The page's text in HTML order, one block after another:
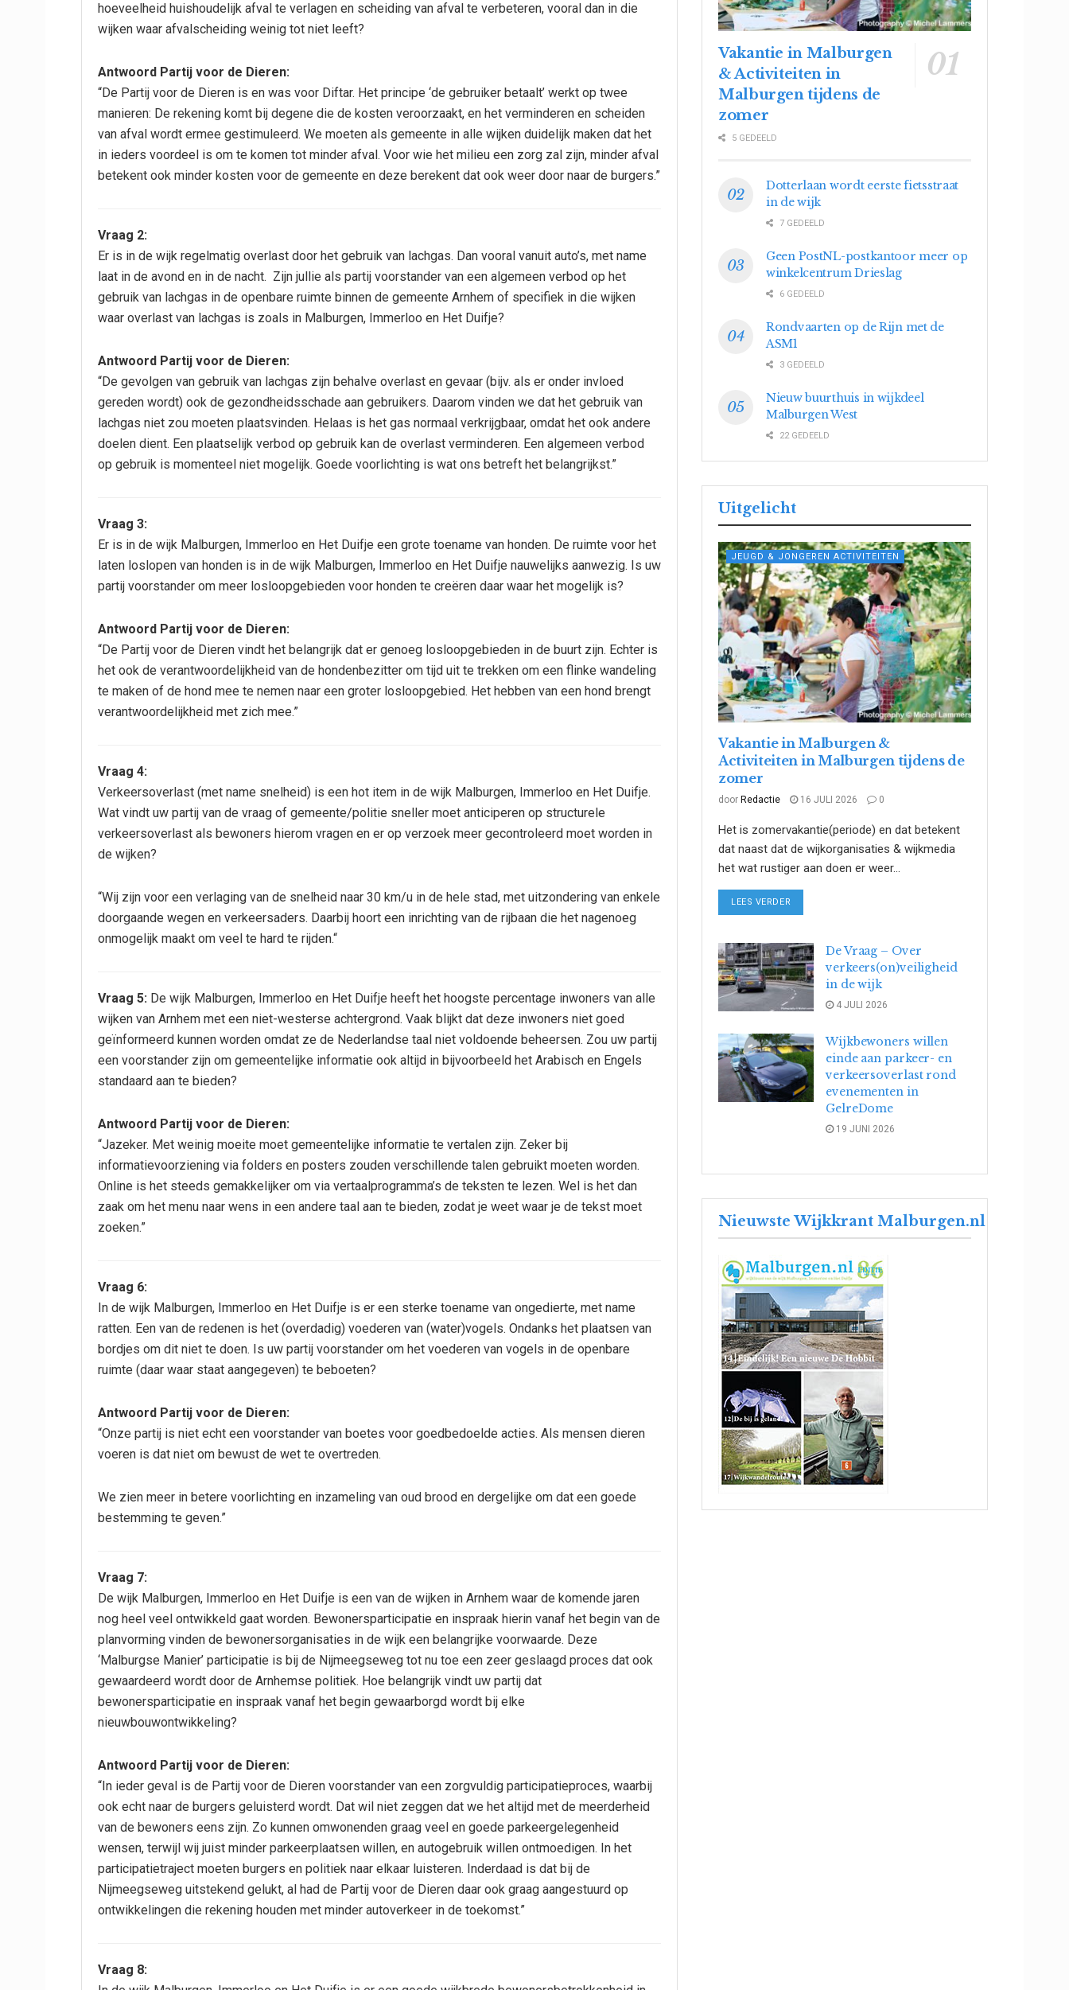
hoeveelheid huishoudelijk afval te verlagen en scheiding van afval te verbeteren, vooral dan in die
wijken waar afvalscheiding weinig tot niet leeft?
Antwoord Partij voor de Dieren:
“De Partij voor de Dieren is en was voor Diftar. Het principe ‘de gebruiker betaalt’ werkt op twee
manieren: De rekening komt bij degene die de kosten veroorzaakt, en het verminderen en scheiden
van afval wordt ermee gestimuleerd. We moeten als gemeente in alle wijken duidelijk maken dat het
in ieders voordeel is om te komen tot minder afval. Voor wie het milieu een zorg zal zijn, minder afval
betekent ook minder kosten voor de gemeente en deze berekent dat ook weer door naar de burgers.”
Vraag 2:
Er is in de wijk regelmatig overlast door het gebruik van lachgas. Dan vooral vanuit auto’s, met name
laat in de avond en in de nacht. Zijn jullie als partij voorstander van een algemeen verbod op het
gebruik van lachgas in de openbare ruimte binnen de gemeente Arnhem of specifiek in die wijken
waar overlast van lachgas is zoals in Malburgen, Immerloo en Het Duifje?
Antwoord Partij voor de Dieren:
“De gevolgen van gebruik van lachgas zijn behalve overlast en gevaar (bijv. als er onder invloed
gereden wordt) ook de gezondheidsschade aan gebruikers. Daarom vinden we dat het gebruik van
lachgas niet zou moeten plaatsvinden. Helaas is het gas normaal verkrijgbaar, omdat het ook andere
doelen dient. Een plaatselijk verbod op gebruik kan de overlast verminderen. Een algemeen verbod
op gebruik is momenteel niet mogelijk. Goede voorlichting is wat ons betreft het belangrijkst.”
Vraag 3:
Er is in de wijk Malburgen, Immerloo en Het Duifje een grote toename van honden. De ruimte voor het
laten loslopen van honden is in de wijk Malburgen, Immerloo en Het Duifje nauwelijks aanwezig. Is uw
partij voorstander om meer losloopgebieden voor honden te creëren daar waar het mogelijk is?
Antwoord Partij voor de Dieren:
“De Partij voor de Dieren vindt het belangrijk dat er genoeg losloopgebieden in de buurt zijn. Echter is
het ook de verantwoordelijkheid van de hondenbezitter om tijd uit te trekken om een flinke wandeling
te maken of de hond mee te nemen naar een groter losloopgebied. Het hebben van een hond brengt
verantwoordelijkheid met zich mee.”
Vraag 4:
Verkeersoverlast (met name snelheid) is een hot item in de wijk Malburgen, Immerloo en Het Duifje.
Wat vindt uw partij van de vraag of gemeente/politie sneller moet anticiperen op structurele
verkeersoverlast als bewoners hierom vragen en er op verzoek meer gecontroleerd moet worden in
de wijken?
“Wij zijn voor een verlaging van de snelheid naar 30 km/u in de hele stad, met uitzondering van enkele
doorgaande wegen en verkeersaders. Daarbij hoort een inrichting van de rijbaan die het nagenoeg
onmogelijk maakt om veel te hard te rijden.“
Vraag 5: De wijk Malburgen, Immerloo en Het Duifje heeft het hoogste percentage inwoners van alle
wijken van Arnhem met een niet-westerse achtergrond. Vaak blijkt dat deze inwoners niet goed
geïnformeerd kunnen worden omdat ze de Nederlandse taal niet voldoende beheersen. Zou uw partij
een voorstander zijn om gemeentelijke informatie ook altijd in bijvoorbeeld het Arabisch en Engels
standaard aan te bieden?
Antwoord Partij voor de Dieren:
“Jazeker. Met weinig moeite moet gemeentelijke informatie te vertalen zijn. Zeker bij
informatievoorziening via folders en posters zouden verschillende talen gebruikt moeten worden.
Online is het steeds gemakkelijker om via vertaalprogramma’s de teksten te lezen. Wel is het dan
zaak om het menu naar wens in een andere taal aan te bieden, zodat je weet waar je de tekst moet
zoeken.”
Vraag 6:
In de wijk Malburgen, Immerloo en Het Duifje is er een sterke toename van ongedierte, met name
ratten. Een van de redenen is het (overdadig) voederen van (water)vogels. Ondanks het plaatsen van
bordjes om dit niet te doen. Is uw partij voorstander om het voederen van vogels in de openbare
ruimte (daar waar staat aangegeven) te beboeten?
Antwoord Partij voor de Dieren:
“Onze partij is niet echt een voorstander van boetes voor goedbedoelde acties. Als mensen dieren
voeren is dat niet om bewust de wet te overtreden.
We zien meer in betere voorlichting en inzameling van oud brood en dergelijke om dat een goede
bestemming te geven.”
Vraag 7:
De wijk Malburgen, Immerloo en Het Duifje is een van de wijken in Arnhem waar de komende jaren
nog heel veel ontwikkeld gaat worden. Bewonersparticipatie en inspraak hierin vanaf het begin van de
planvorming vinden de bewonersorganisaties in de wijk een belangrijke voorwaarde. Deze
‘Malburgse Manier’ participatie is bij de Nijmeegseweg tot nu toe een zeer geslaagd proces dat ook
gewaardeerd wordt door de Arnhemse politiek. Hoe belangrijk vindt uw partij dat
bewonersparticipatie en inspraak vanaf het begin gewaarborgd wordt bij elke
nieuwbouwontwikkeling?
Antwoord Partij voor de Dieren:
“In ieder geval is de Partij voor de Dieren voorstander van een zorgvuldig participatieproces, waarbij
ook echt naar de burgers geluisterd wordt. Dat wil niet zeggen dat we het altijd met de meerderheid
van de bewoners eens zijn. Zo kunnen omwonenden graag veel en goede parkeergelegenheid
wensen, terwijl wij juist minder parkeerplaatsen willen, en autogebruik willen ontmoedigen. In het
participatietraject moeten burgers en politiek naar elkaar luisteren. Inderdaad is dat bij de
Nijmeegseweg uitstekend gelukt, al had de Partij voor de Dieren daar ook graag aangestuurd op
ontwikkelingen die rekening houden met minder autoverkeer in de toekomst.”
Vraag 8:
Vakantie in Malburgen
& Activiteiten in
Malburgen tijdens de
zomer
5 GEDEELD
Dotterlaan wordt eerste fietsstraat
in de wijk
7 GEDEELD
Geen PostNL-postkantoor meer op
winkelcentrum Drieslag
6 GEDEELD
Rondvaarten op de Rijn met de
ASM1
3 GEDEELD
Nieuw buurthuis in wijkdeel
Malburgen West
22 GEDEELD
Uitgelicht
JEUGD & JONGEREN ACTIVITEITEN
Vakantie in Malburgen &
Activiteiten in Malburgen tijdens de
zomer
door Redactie 16 JULI 2026 0
Het is zomervakantie(periode) en dat betekent
dat naast dat de wijkorganisaties & wijkmedia
het wat rustiger aan doen er weer...
LEES VERDER
De Vraag – Over
verkeers(on)veiligheid
in de wijk
4 JULI 2026
Wijkbewoners willen
einde aan parkeer- en
verkeersoverlast rond
evenementen in
GelreDome
19 JUNI 2026
Nieuwste Wijkkrant Malburgen.nl